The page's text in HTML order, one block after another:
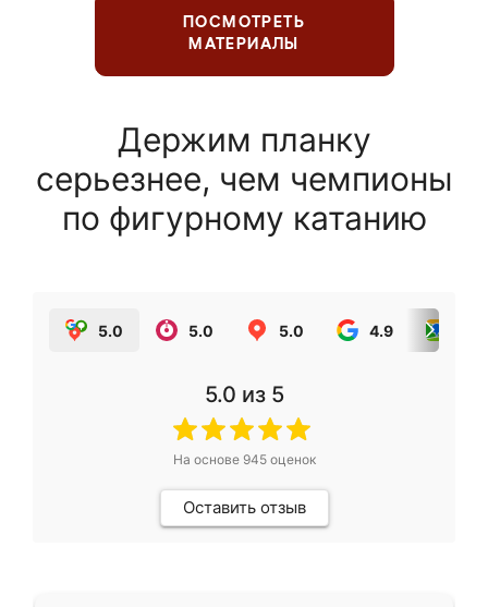
ПОСМОТРЕТЬ
МАТЕРИАЛЫ
Держим планку
серьезнее, чем чемпионы
по фигурному катанию
5.0 5.0 5.0 4.9
5.0 из 5
На основе 945оценок
Оставить отзыв